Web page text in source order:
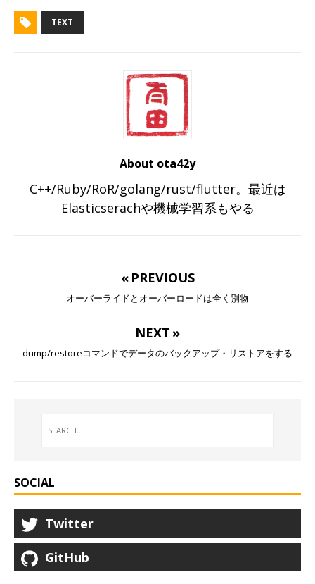
TEXT
About ota42y
C++/Ruby/RoR/golang/rust/flutter。最近は
Elasticserachや機械学習系もやる
« PREVIOUS
オーバーライドとオーバーロードは全く別物
NEXT »
dump/restoreコマンドでデータのバックアップ・リストアをする
SOCIAL
Twitter
GitHub